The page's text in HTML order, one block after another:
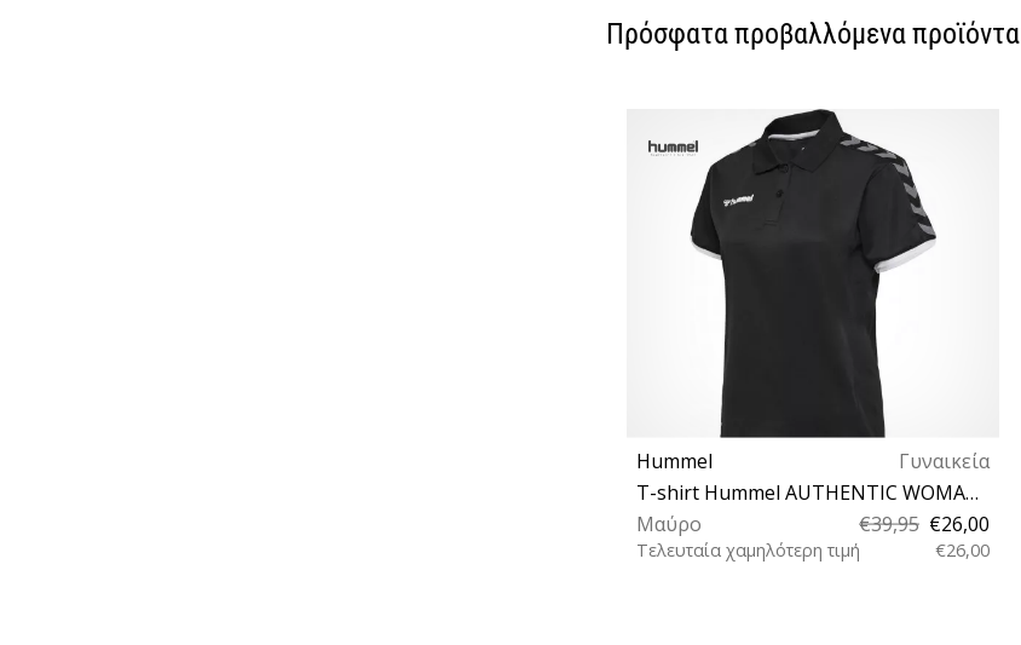
Πρόσφατα προβαλλόμενα προϊόντα
Hummel
Γυναικεία
T-shirt Hummel AUTHENTIC WOMAN FUNCTIONAL POLO
Μαύρο
€39,95 €26,00
Τελευταία χαμηλότερη τιμή €26,00